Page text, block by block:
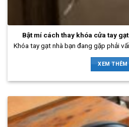
Bật mí cách thay khóa cửa tay
Khóa tay gạt nhà bạn đang gặp phải
XEM THÊM